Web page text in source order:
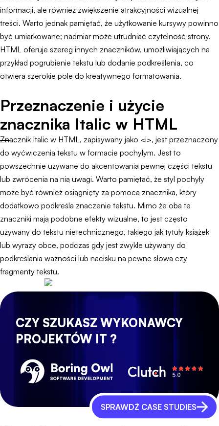
informacji, ale również zwiększenie atrakcyjności wizualnej
treści. Warto jednak pamiętać, że użytkowanie kursywy powinno
być umiarkowane; nadmiar może utrudniać czytelność strony.
HTML oferuje szereg innych znaczników, umożliwiających na
przykład pogrubienie tekstu lub dodanie podkreślenia, co
otwiera szerokie pole do kreatywnego formatowania.
Przeznaczenie i użycie
znacznika Italic w HTML
Znacznik Italic w HTML, zapisywany jako <i>, jest przeznaczony
do wyćwiczenia tekstu w formacie pochyłym. Jest to
powszechnie używane do akcentowania pewnej części tekstu
lub zwrócenia na nią uwagi. Warto pamiętać, że styl pochyły
może być również osiągnięty za pomocą znacznika, który
dodatkowo podkreśla znaczenie tekstu. Mimo że oba te
znaczniki mają podobne efekty wizualne, to jest często
używany do tekstu nietechnicznego, takiego jak tytuły książek
lub wyrazy obce, podczas gdy jest zwykle używany do
podkreślania ważności lub nacisku na pewne słowa czy
fragmenty tekstu.
CZY SZUKASZ WYKONAWCY
PROJEKTÓW IT ?
SPRAWDŹ CASE STUDIES